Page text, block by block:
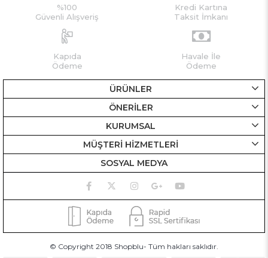
%100
Güvenli Alışveriş
Kredi Kartına
Taksit İmkanı
Kapıda
Ödeme
Havale İle
Ödeme
ÜRÜNLER
ÖNERİLER
KURUMSAL
MÜŞTERİ HİZMETLERİ
SOSYAL MEDYA
© Copyright 2018 Shopblu- Tüm hakları saklıdır.